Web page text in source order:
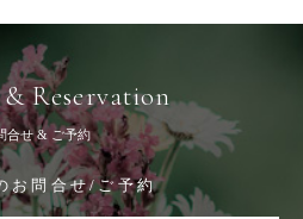
Reservation
合せ & ご予約
お問合せ/ご予約